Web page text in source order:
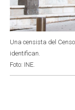
Una censista del
identifican.
Foto: INE.